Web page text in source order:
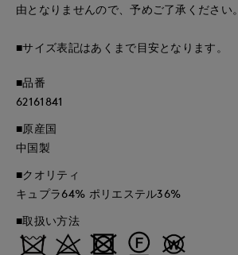
由となりませんので、予めご了承ください。
■サイズ表記はあくまで目安となります。
■品番
62161841
■原産国
中国製
■クオリティ
キュプラ64% ポリエステル36%
■取扱い方法